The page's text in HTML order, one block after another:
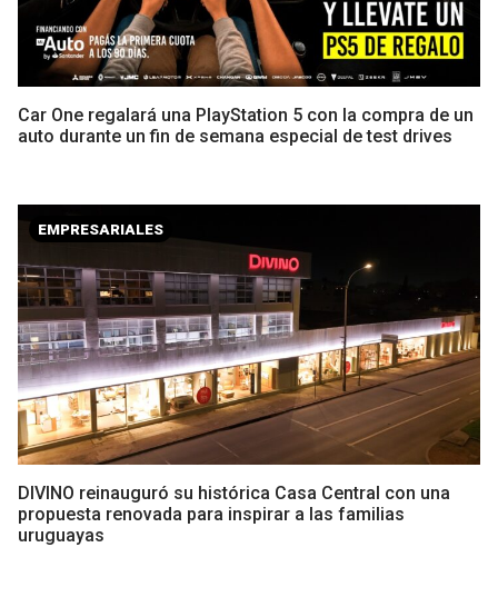
Car One regalará una PlayStation 5 con la compra de un
auto durante un fin de semana especial de test drives
EMPRESARIALES
DIVINO reinauguró su histórica Casa Central con una
propuesta renovada para inspirar a las familias
uruguayas